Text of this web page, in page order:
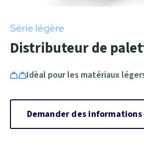
Série légère
Distributeur de
Idèal pour les matériaux
Demander des informations